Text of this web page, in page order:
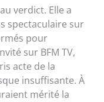
verdict. Elle a
spectaculaire sur
pour
sur BFM TV,
acte de la
insuffisante. À
mérité la